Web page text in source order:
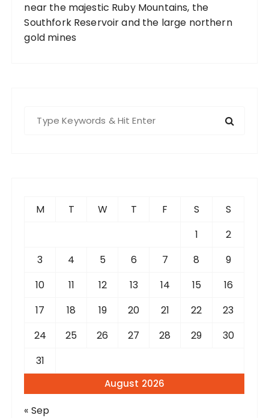
near the majestic Ruby Mountains, the
Southfork Reservoir and the large northern
gold mines
August 2026
M T W T F S
S
1
2
3
4 5 6 7 8
9
10
11 12 13 14 15
16
17
18 19 20 21 22
23
24
25 26 27 28 29
30
31
« Sep